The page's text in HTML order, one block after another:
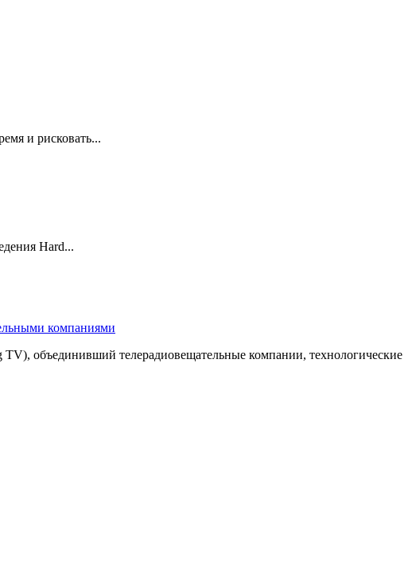
и рисковать...
Hard...
компаниями
объединивший телерадиовещательные компании, технологические